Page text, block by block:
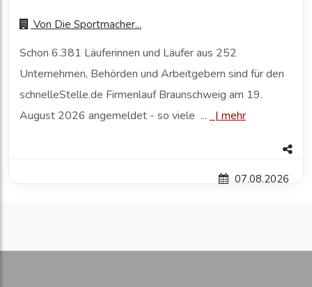
Von Die Sportmacher...
Schon 6.381 Läuferinnen und Läufer aus 252
Unternehmen, Behörden und Arbeitgebern sind für den
schnelleStelle.de Firmenlauf Braunschweig am 19.
August 2026 angemeldet - so viele ...
| mehr
07.08.2026